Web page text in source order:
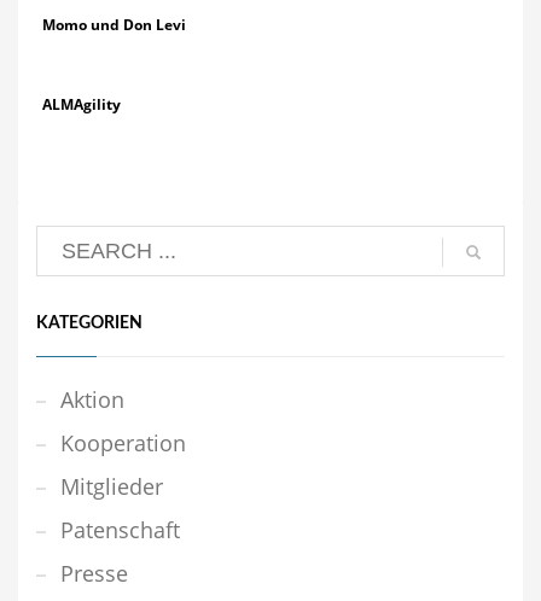
Momo und Don Levi
ALMAgility
KATEGORIEN
Aktion
Kooperation
Mitglieder
Patenschaft
Presse